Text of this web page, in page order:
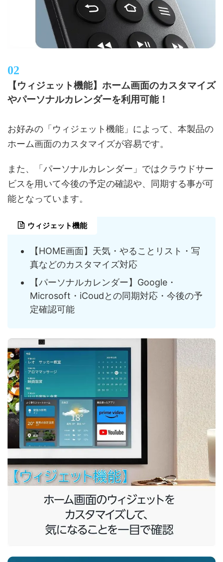
【ウィジェット機能】ホーム画面のカスタマイズ
やパーソナルカレンダーを利用可能！
お好みの「ウィジェット機能」によって、本製品の
ホーム画面のカスタマイズが容易です。
また、「パーソナルカレンダー」ではクラウドサー
ビスを用いて今後の予定の確認や、同期する事が可
能となっています。
ウィジェット機能
【HOME画面】天気・やることリスト・写
真などのカスタマイズ対応
【パーソナルカレンダー】Google・
Microsoft・iCoudとの同期対応・今後の予
定確認可能